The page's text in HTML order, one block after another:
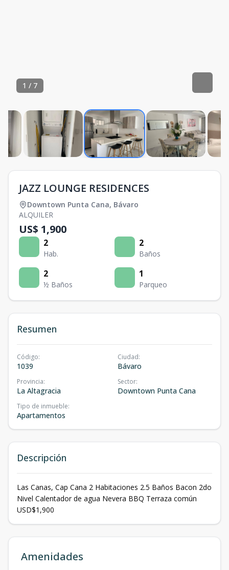
1 / 7
JAZZ LOUNGE RESIDENCES
Downtown Punta Cana, Bávaro
ALQUILER
US$ 1,900
2
Hab.
2
Baños
2
½ Baños
1
Parqueo
Resumen
Código:
1039
Ciudad:
Bávaro
Provincia:
La Altagracia
Sector:
Downtown Punta Cana
Tipo de inmueble:
Apartamentos
Descripción
Las Canas, Cap Cana 2 Habitaciones 2.5 Baños Bacon 2do
Nivel Calentador de agua Nevera BBQ Terraza común
USD$1,900
Amenidades